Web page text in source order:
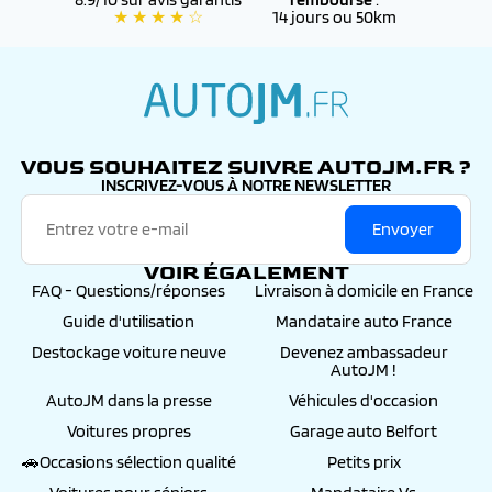
★ ★ ★ ★ ☆
14 jours ou 50km
VOUS SOUHAITEZ SUIVRE AUTOJM.FR ?
INSCRIVEZ-VOUS À NOTRE NEWSLETTER
Envoyer
VOIR ÉGALEMENT
FAQ - Questions/réponses
Livraison à domicile en France
Guide d'utilisation
Mandataire auto France
Destockage voiture neuve
Devenez ambassadeur
AutoJM !
AutoJM dans la presse
Véhicules d'occasion
Voitures propres
Garage auto Belfort
🚗Occasions sélection qualité
Petits prix